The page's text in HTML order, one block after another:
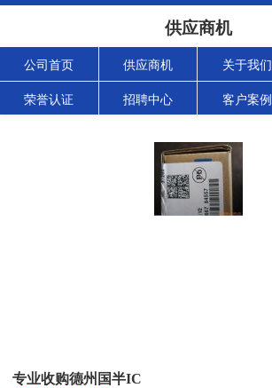
供应商机
公司首页 供应商机 关于我们
荣誉认证 招聘中心 客户案例
专业收购德州国半IC